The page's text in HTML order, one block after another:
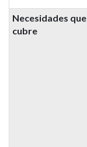
Necesidades que
cubre